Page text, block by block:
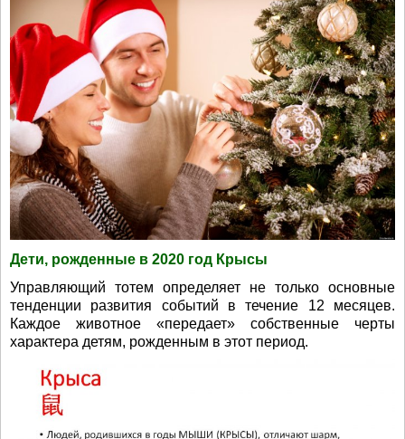
Дети, рожденные в 2020 год Крысы
Управляющий тотем определяет не только основные
тенденции развития событий в течение 12 месяцев.
Каждое животное «передает» собственные черты
характера детям, рожденным в этот период.